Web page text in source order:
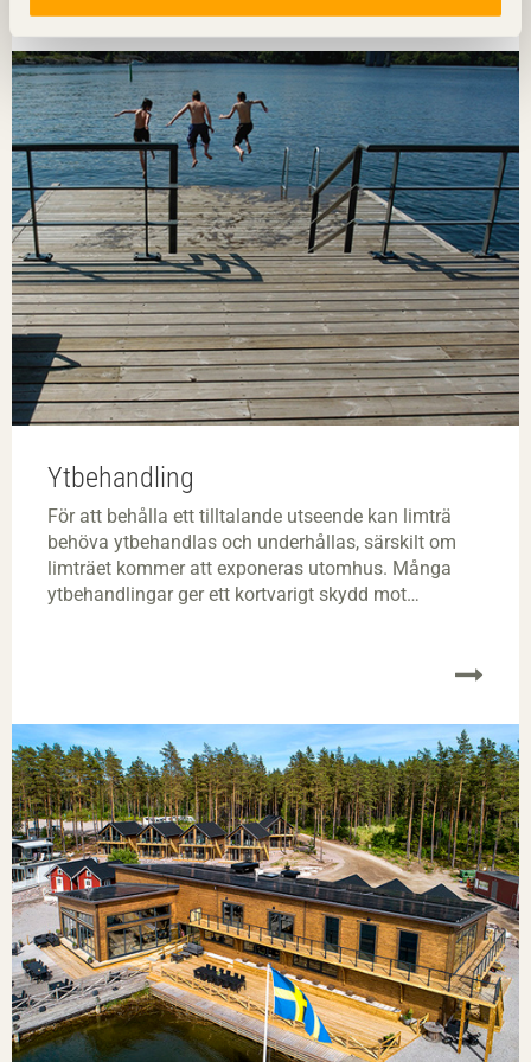
Ytbehandling
För att behålla ett tilltalande utseende kan limträ
behöva ytbehandlas och underhållas, särskilt om
limträet kommer att exponeras utomhus. Många
ytbehandlingar ger ett kortvarigt skydd mot
ytbehandlingar har dessutom skyddande effekt mot
ge utförlig information om olika metoder för
ytbehandling och underhåll. Här lämnas några
allmänna råd.